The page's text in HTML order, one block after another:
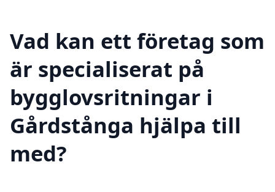
Vad kan ett företag som
är specialiserat på
bygglovsritningar i
Gårdstånga hjälpa till
med?